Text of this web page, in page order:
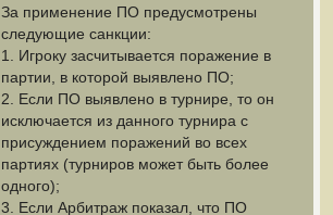
За применение ПО предусмотрены
следующие санкции:
1. Игроку засчитывается поражение в
партии, в которой выявлено ПО;
2. Если ПО выявлено в турнире, то он
исключается из данного турнира с
присуждением поражений во всех
партиях (турниров может быть более
одного);
3. Если Арбитраж показал, что ПО